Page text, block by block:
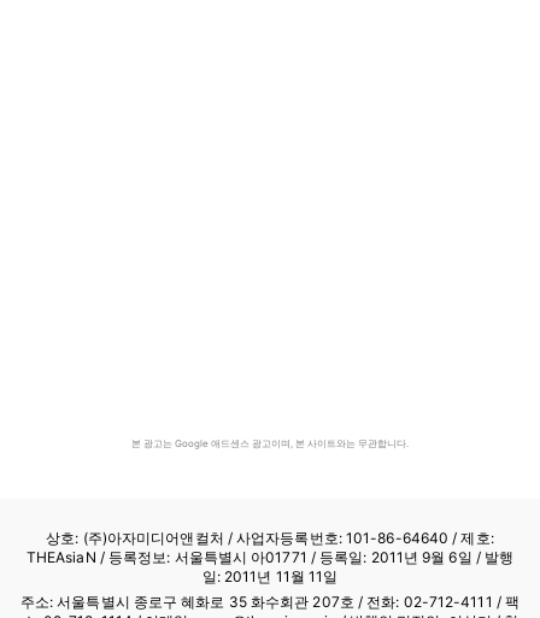
본 광고는 Google 애드센스 광고이며, 본 사이트와는 무관합니다.
상호: (주)아자미디어앤컬처 /사업자등록번호: 101-86-64640 / 제호:
THEAsiaN / 등록정보: 서울특별시 아01771 / 등록일: 2011년 9월 6일 / 발행
일: 2011년 11월 11일
주소: 서울특별시 종로구 혜화로 35 화수회관 207호 / 전화: 02-712-4111 / 팩